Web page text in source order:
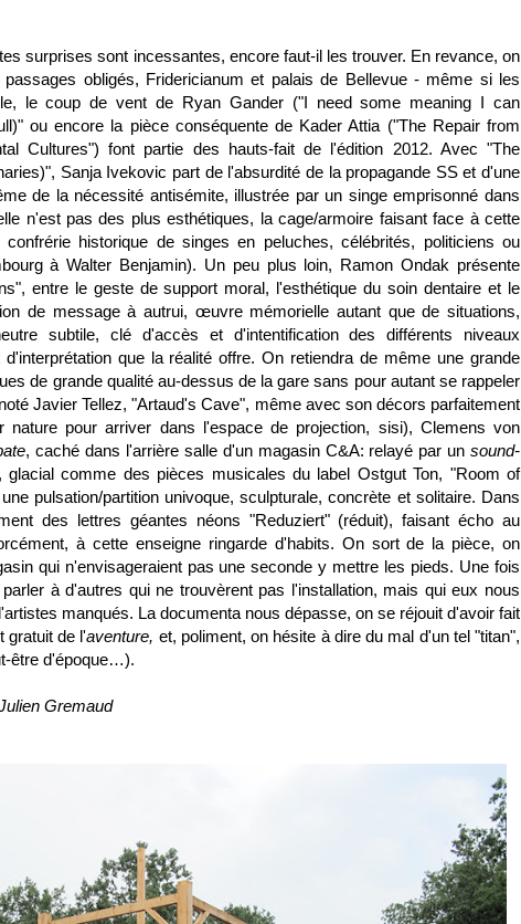
surprises sont incessantes, encore faut-il les trouver. En revance, on
obligés, Fridericianum et palais de Bellevue - même si les
le coup de vent de Ryan Gander ("I need some meaning I can
ou encore la pièce conséquente de Kader Attia ("The Repair from
Cultures") font partie des hauts-fait de l'édition 2012. Avec "The
Sanja Ivekovic part de l'absurdité de la propagande SS et d'une
de la nécessité antisémite, illustrée par un singe emprisonné dans
n'est pas des plus esthétiques, la cage/armoire faisant face à cette
historique de singes en peluches, célébrités, politiciens ou
à Walter Benjamin). Un peu plus loin, Ramon Ondak présente
entre le geste de support moral, l'esthétique du soin dentaire et le
de message à autrui, œuvre mémorielle autant que de situations,
subtile, clé d'accès et d'intentification des différents niveaux
que la réalité offre. On retiendra de même une grande
de grande qualité au-dessus de la gare sans pour autant se rappeler
Javier Tellez, "Artaud's Cave", même avec son décors parfaitement
nature pour arriver dans l'espace de projection, sisi), Clemens von
, caché dans l'arrière salle d'un magasin C&A: relayé par unsound-
comme des pièces musicales du label Ostgut Ton, "Room of
pulsation/partition univoque, sculpturale, concrète et solitaire. Dans
des lettres géantes néons "Reduziert" (réduit), faisant écho au
à cette enseigne ringarde d'habits. On sort de la pièce, on
qui n'envisageraient pas une seconde y mettre les pieds. Une fois
à d'autres qui ne trouvèrent pas l'installation, mais qui eux nous
manqués. La documenta nous dépasse, on se réjouit d'avoir fait
gratuit de l'aventure, et, poliment, on hésite à dire du mal d'un tel "titan",
être d'époque…).
Gremaud